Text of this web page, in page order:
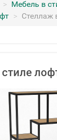
> Мебель в
> Стеллаж
стиле